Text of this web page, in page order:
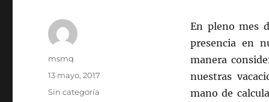
En pleno mes
presencia en
manera
nuestras
mano de
Autor
msmq
Publicado
el
13 mayo, 2017
Categorías
Sin categoría